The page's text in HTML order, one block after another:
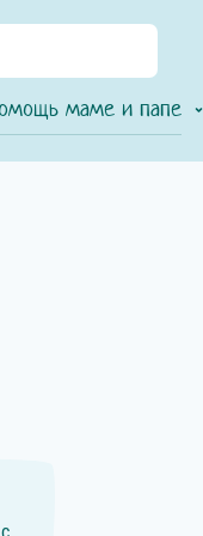
маме и папе